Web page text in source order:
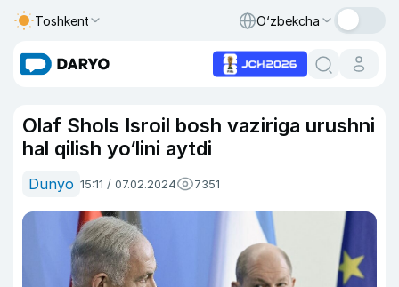
Toshkent O‘zbekcha
Olaf Shols Isroil bosh vaziriga urushni
hal qilish yo‘lini aytdi
Dunyo 15:11 / 07.02.2024 7351